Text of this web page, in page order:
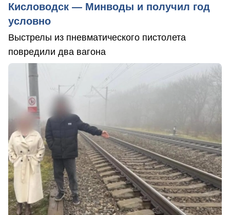
Кисловодск — Минводы и получил год
условно
Выстрелы из пневматического пистолета
повредили два вагона